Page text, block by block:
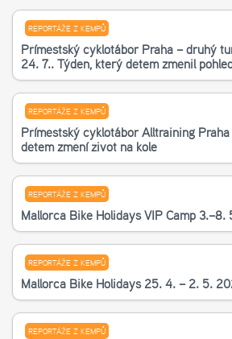
REPORTÁŽE Z KEMPŮ
Příměstský cyklotábor Praha – druhý
24. 7.. Týden, který dětem změnil
REPORTÁŽE Z KEMPŮ
Příměstský cyklotábor Alltraining
dětem změní život na kole
REPORTÁŽE Z KEMPŮ
Mallorca Bike Holidays VIP Camp
REPORTÁŽE Z KEMPŮ
Mallorca Bike Holidays 25. 4. – 2. 5.
REPORTÁŽE Z KEMPŮ